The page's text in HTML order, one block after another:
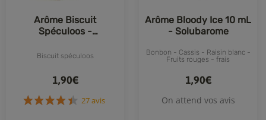
Arôme Biscuit
Spéculoos -
Biscuit spéculoos
1,90€
Arôme Bloody Ice 10 mL
- Solubarome
Bonbon - Cassis - Raisin blanc -
Fruits rouges - frais
1,90€
On attend vos avis